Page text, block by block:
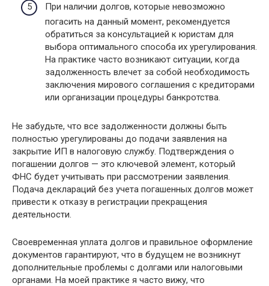
При наличии долгов, которые невозможно
погасить на данный момент, рекомендуется
обратиться за консультацией к юристам для
выбора оптимального способа их урегулирования.
На практике часто возникают ситуации, когда
задолженность влечет за собой необходимость
заключения мирового соглашения с кредиторами
или организации процедуры банкротства.
Не забудьте, что все задолженности должны быть
полностью урегулированы до подачи заявления на
закрытие ИП в налоговую службу. Подтверждения о
погашении долгов — это ключевой элемент, который
ФНС будет учитывать при рассмотрении заявления.
Подача деклараций без учета погашенных долгов может
привести к отказу в регистрации прекращения
деятельности.
Своевременная уплата долгов и правильное оформление
документов гарантируют, что в будущем не возникнут
дополнительные проблемы с долгами или налоговыми
органами. На моей практике я часто вижу, что